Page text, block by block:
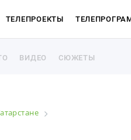
ВИДЕО СЮЖЕТЫ
ТЕЛЕПРОЕКТЫ
ВИДЕО СЮЖЕТЫ